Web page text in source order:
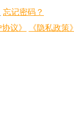
忘记密码？
协议》
《隐私政策》